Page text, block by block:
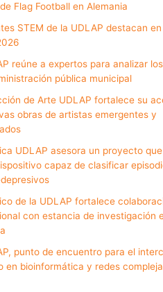
Flag Football en Alemania
STEM de la UDLAP destacan
reúne a expertos para analizar
pública municipal
de Arte UDLAP fortalece su
obras de artistas emergentes y
UDLAP asesora un proyecto que
capaz de clasificar
de la UDLAP fortalece
con estancia de investigación
punto de encuentro para el
en bioinformática y redes